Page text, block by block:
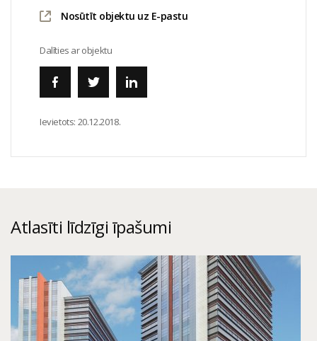
Nosūtīt objektu uz E-pastu
Dalīties ar objektu
Ievietots: 20.12.2018.
Atlasīti līdzīgi īpašumi